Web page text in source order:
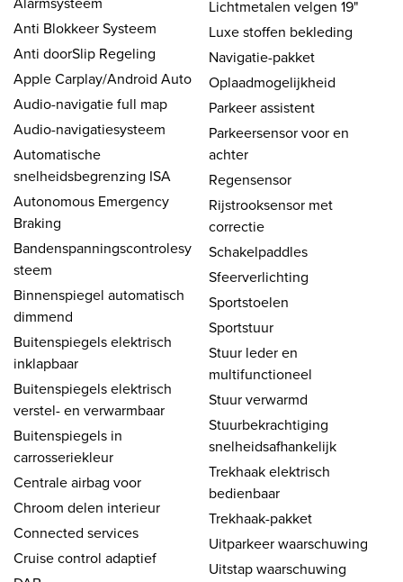
Anti Blokkeer Systeem
Anti doorSlip Regeling
Apple Carplay/Android Auto
Audio-navigatie full map
Audio-navigatiesysteem
Automatische
snelheidsbegrenzing ISA
Autonomous Emergency
Braking
Bandenspanningscontrolesy
steem
Binnenspiegel automatisch
dimmend
Buitenspiegels elektrisch
inklapbaar
Buitenspiegels elektrisch
verstel- en verwarmbaar
Buitenspiegels in
carrosseriekleur
Centrale airbag voor
Chroom delen interieur
Connected services
Cruise control adaptief
Lichtmetalen velgen 19"
Luxe stoffen bekleding
Navigatie-pakket
Oplaadmogelijkheid
Parkeer assistent
Parkeersensor voor en
achter
Regensensor
Rijstrooksensor met
correctie
Schakelpaddles
Sfeerverlichting
Sportstoelen
Sportstuur
Stuur leder en
multifunctioneel
Stuur verwarmd
Stuurbekrachtiging
snelheidsafhankelijk
Trekhaak elektrisch
bedienbaar
Trekhaak-pakket
Uitparkeer waarschuwing
Uitstap waarschuwing